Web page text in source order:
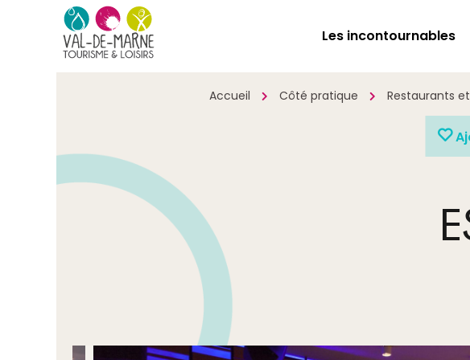
Les incontournables
Accueil Côté pratique Restaurants